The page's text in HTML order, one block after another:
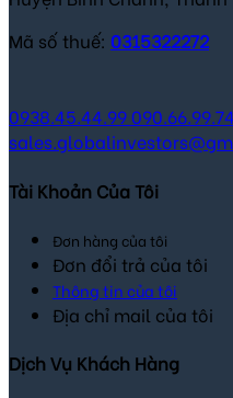
Mã số thuế: 0315322272
0938.45.44.99
Tài Khoản Của Tôi
Đơn hàng của tôi
Đơn đổi trả của tôi
Thông tin của tôi
Địa chỉ mail của tôi
Dịch Vụ Khách Hàng